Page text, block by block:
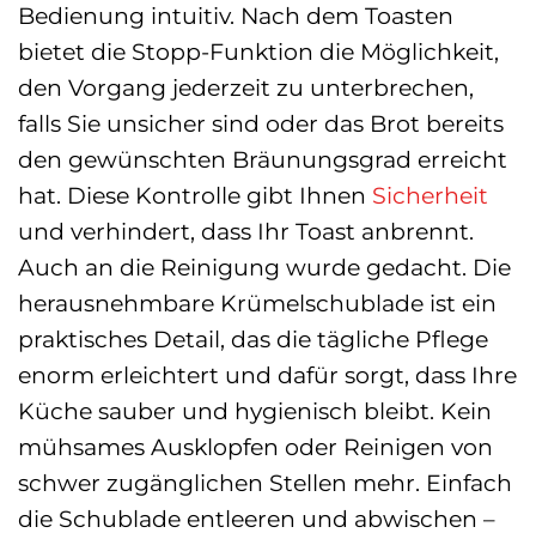
Bedienung intuitiv. Nach dem Toasten
bietet die Stopp-Funktion die Möglichkeit,
den Vorgang jederzeit zu unterbrechen,
falls Sie unsicher sind oder das Brot bereits
den gewünschten Bräunungsgrad erreicht
hat. Diese Kontrolle gibt Ihnen Sicherheit
und verhindert, dass Ihr Toast anbrennt.
Auch an die Reinigung wurde gedacht. Die
herausnehmbare Krümelschublade ist ein
praktisches Detail, das die tägliche Pflege
enorm erleichtert und dafür sorgt, dass Ihre
Küche sauber und hygienisch bleibt. Kein
mühsames Ausklopfen oder Reinigen von
schwer zugänglichen Stellen mehr. Einfach
die Schublade entleeren und abwischen –